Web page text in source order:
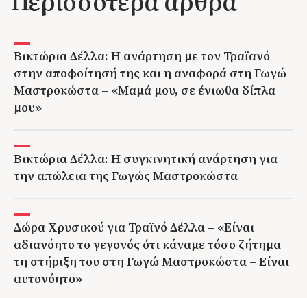
Βικτώρια Δέλλα: Η ανάρτηση με τον Τραϊανό
στην αποφοίτησή της και η αναφορά στη Γωγώ
Μαστροκώστα – «Μαμά μου, σε ένιωθα δίπλα
μου»
Βικτώρια Δέλλα: Η συγκινητική ανάρτηση για
την απώλεια της Γωγώς Μαστροκώστα
Δώρα Χρυσικού για Τραϊνό Δέλλα – «Είναι
αδιανόητο το γεγονός ότι κάναμε τόσο ζήτημα
τη στήριξη του στη Γωγώ Μαστροκώστα – Είναι
αυτονόητο»